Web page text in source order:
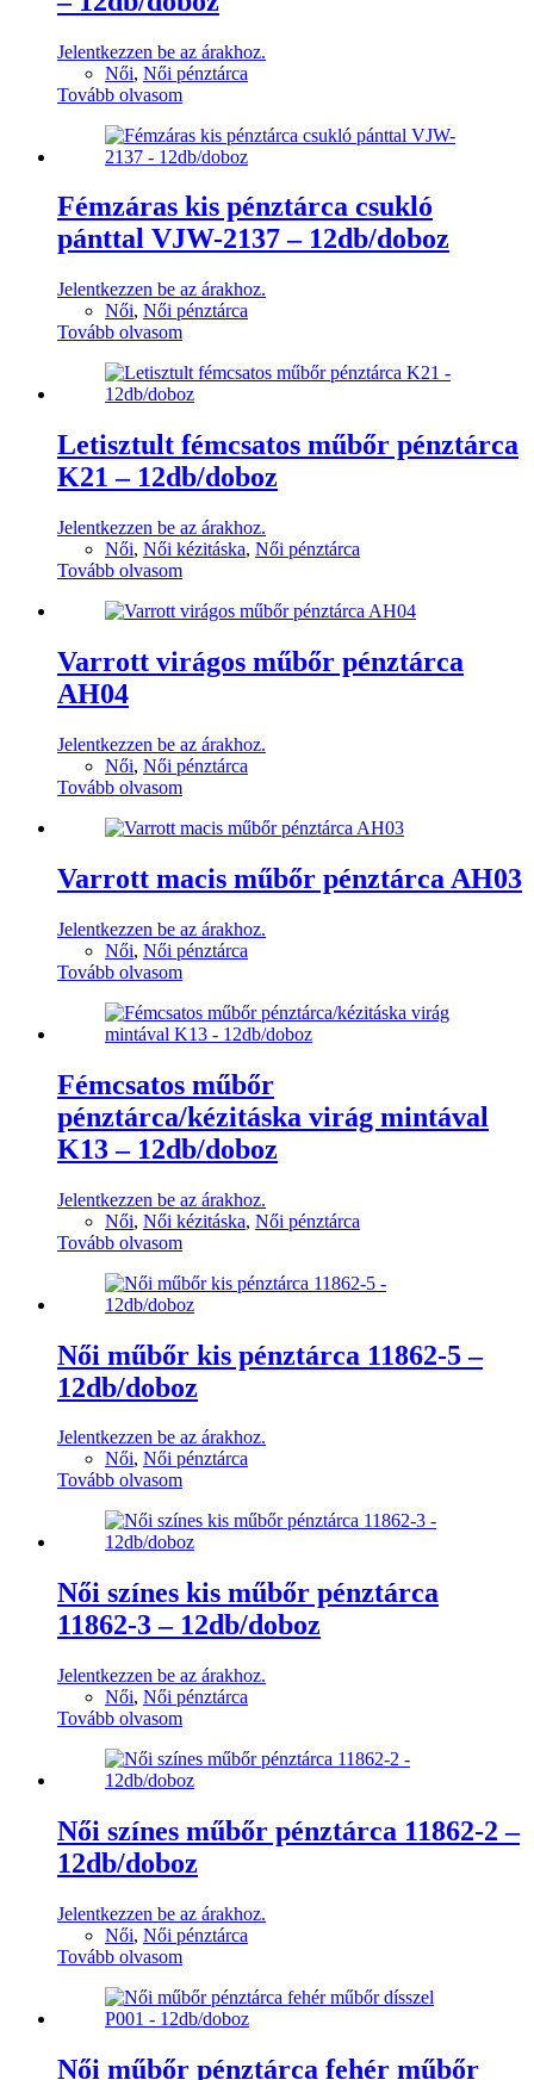
Jelentkezzen be az árakhoz.
Női, Női pénztárca
Tovább olvasom
Fémzáras kis pénztárca csukló
pánttal VJW-2137 – 12db/doboz
Jelentkezzen be az árakhoz.
Női, Női pénztárca
Tovább olvasom
Letisztult fémcsatos műbőr pénztárca
K21 – 12db/doboz
Jelentkezzen be az árakhoz.
Női, Női kézitáska, Női pénztárca
Tovább olvasom
Varrott virágos műbőr pénztárca
AH04
Jelentkezzen be az árakhoz.
Női, Női pénztárca
Tovább olvasom
Varrott macis műbőr pénztárca AH03
Jelentkezzen be az árakhoz.
Női, Női pénztárca
Tovább olvasom
Fémcsatos műbőr
pénztárca/kézitáska virág mintával
K13 – 12db/doboz
Jelentkezzen be az árakhoz.
Női, Női kézitáska, Női pénztárca
Tovább olvasom
Női műbőr kis pénztárca 11862-5 –
12db/doboz
Jelentkezzen be az árakhoz.
Női, Női pénztárca
Tovább olvasom
Női színes kis műbőr pénztárca
11862-3 – 12db/doboz
Jelentkezzen be az árakhoz.
Női, Női pénztárca
Tovább olvasom
Női színes műbőr pénztárca 11862-2 –
12db/doboz
Jelentkezzen be az árakhoz.
Női, Női pénztárca
Tovább olvasom
Női műbőr pénztárca fehér műbőr